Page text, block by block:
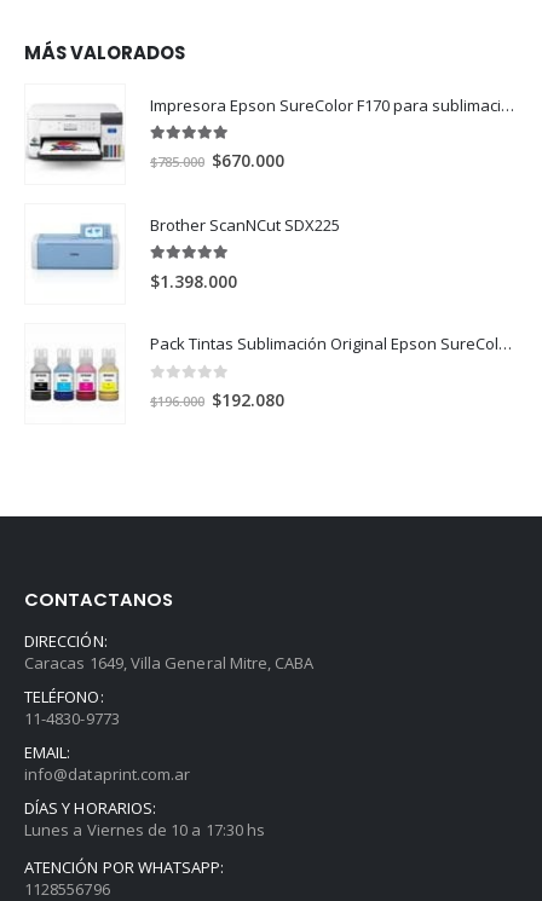
MÁS VALORADOS
Impresora Epson SureColor F170 para sublimación
out of 5
$785.000 El
era:
$785.000.
$670.000El
es:
Brother ScanNCut SDX225
5.00
$1.398.000
Pack Tintas Sublimación Original Epson SureColor F170 y F570 X 4 Colores
out of 5
$196.000 El
$192.080El
CONTACTANOS
DIRECCIÓN:
Caracas 1649, Villa General Mitre, CABA
TELÉFONO:
11-4830-9773
EMAIL:
info@dataprint.com.ar
DÍAS Y HORARIOS:
Lunes a Viernes de 10 a 17:30 hs
ATENCIÓN POR WHATSAPP:
1128556796